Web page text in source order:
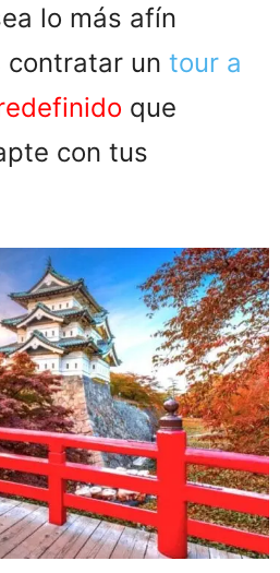
lo más afín
contratar un tour a
que
con tus